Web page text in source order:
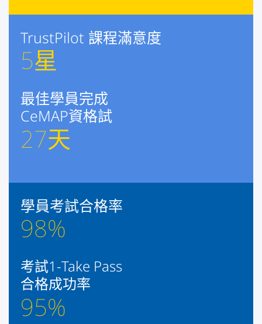
學員考試合格率
98%
考試1-Take Pass
合格成功率
95%
TrustPilot 課程滿意度
5星
最佳學員完成
CeMAP資格試
27天